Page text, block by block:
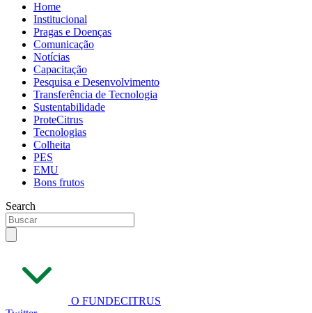
Home
Institucional
Pragas e Doenças
Comunicação
Notícias
Capacitação
Pesquisa e Desenvolvimento
Transferência de Tecnologia
Sustentabilidade
ProteCitrus
Tecnologias
Colheita
PES
EMU
Bons frutos
Search
O FUNDECITRUS